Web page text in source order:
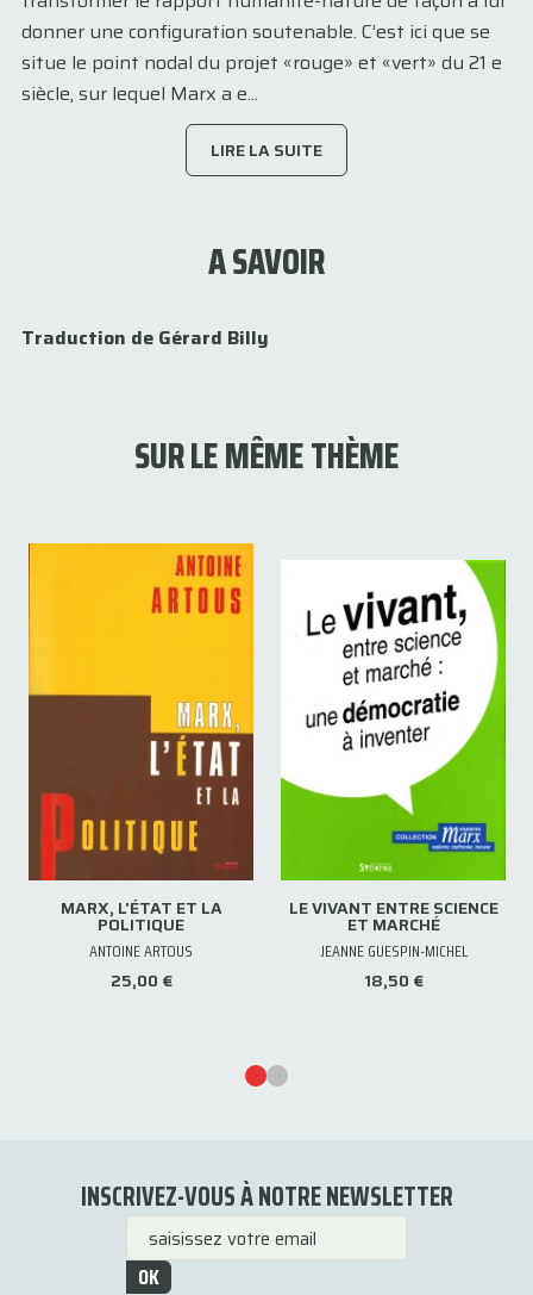
donner une configuration soutenable. C’est ici que se
situe le point nodal du projet «rouge» et «vert» du 21 e
siècle, sur lequel Marx a e...
LIRE LA SUITE
A SAVOIR
Traduction de Gérard Billy
SUR LE MÊME THÈME
MARX, L'ÉTAT ET LA
POLITIQUE
ANTOINE ARTOUS
25,00 €
LE VIVANT ENTRE SCIENCE
ET MARCHÉ
JEANNE GUESPIN-MICHEL
18,50 €
INSCRIVEZ-VOUS À NOTRE NEWSLETTER
OK